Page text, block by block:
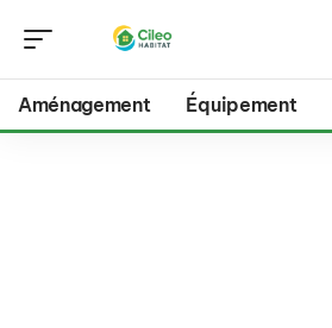
Aménagement Équipement